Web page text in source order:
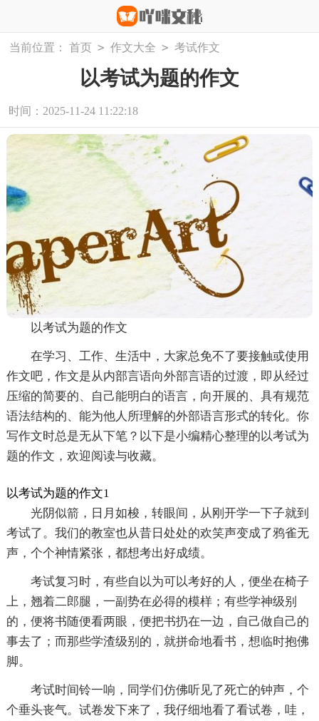
当前位置： 首页 > 作文大全 > 考试作文
以考试为题的作文
时间：2025-11-24 11:22:18
以考试为题的作文
在学习、工作、生活中，大家总免不了要接触或使用
作文吧，作文是从内部言语向外部言语的过渡，即从经过
压缩的简要的、自己能明白的语言，向开展的、具有规范
语法结构的、能为他人所理解的外部语言形式的转化。你
写作文时总是无从下笔？以下是小编精心整理的以考试为
题的作文，欢迎阅读与收藏。
以考试为题的作文1
光阴似箭，日月如梭，转眼间，从刚开学一下子就到
考试了。我们的教室也从昔日处处的欢笑声变成了鸦雀无
声，个个神情紧张，都想考出好成绩。
考试复习时，有些自以为可以考好的人，便坐在椅子
上，翘着二郎腿，一副势在必得的模样；有些学神级别
的，便将书随便看两眼，便把书扔在一边，自己做自己的
事去了；而那些学渣级别的，就拼命地看书，想临时抱佛
脚。
考试时间铃一响，同学们仿佛听见了死亡的钟声，个
个垂头丧气。试卷发下来了，我仔细地看了看试卷，哇，